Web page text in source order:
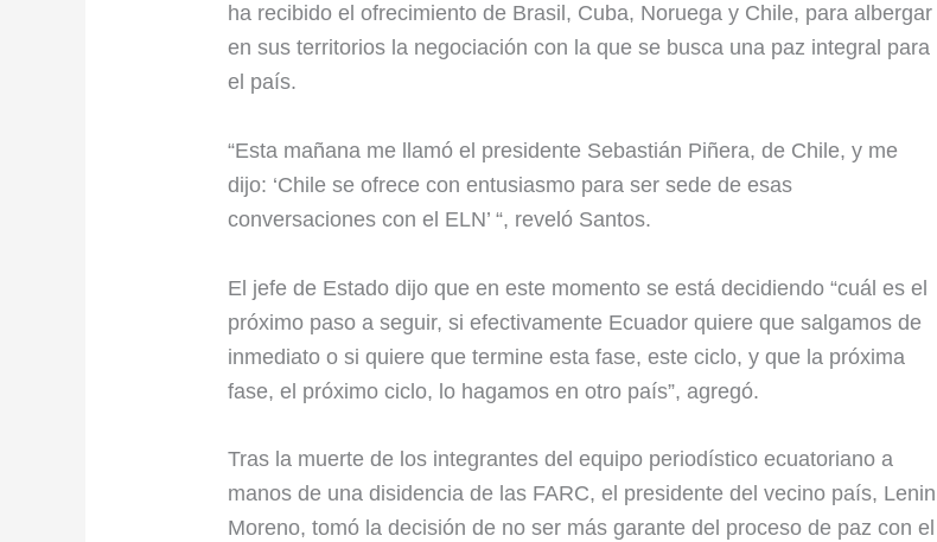
ha recibido el ofrecimiento de Brasil, Cuba, Noruega y Chile, para albergar
en sus territorios la negociación con la que se busca una paz integral para
el país.
“Esta mañana me llamó el presidente Sebastián Piñera, de Chile, y me
dijo: ‘Chile se ofrece con entusiasmo para ser sede de esas
conversaciones con el ELN’ “, reveló Santos.
El jefe de Estado dijo que en este momento se está decidiendo “cuál es el
próximo paso a seguir, si efectivamente Ecuador quiere que salgamos de
inmediato o si quiere que termine esta fase, este ciclo, y que la próxima
fase, el próximo ciclo, lo hagamos en otro país”, agregó.
Tras la muerte de los integrantes del equipo periodístico ecuatoriano a
manos de una disidencia de las FARC, el presidente del vecino país, Lenin
Moreno, tomó la decisión de no ser más garante del proceso de paz con el